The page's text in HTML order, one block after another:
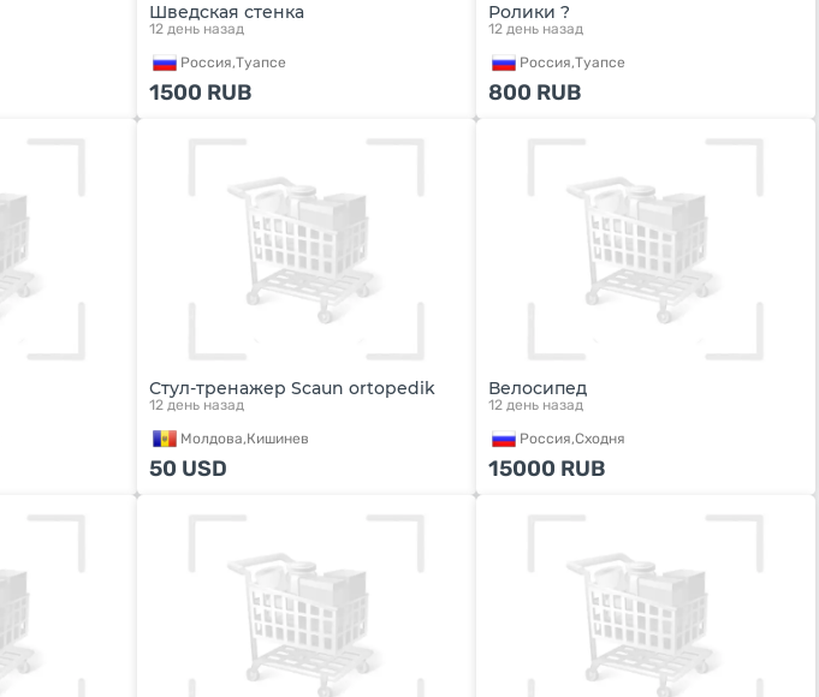
Шведская стенка
12 день назад
Россия,Туапсе
1500 RUB
Ролики ?
12 день назад
Россия,Туапсе
800 RUB
Стул-тренажер Scaun ortopedik
12 день назад
Молдова,Кишинев
50 USD
Велосипед
12 день назад
Россия,Сходня
15000 RUB